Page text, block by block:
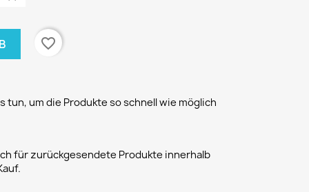
favorite_border
tun, um die Produkte so schnell wie möglich
für zurückgesendete Produkte innerhalb